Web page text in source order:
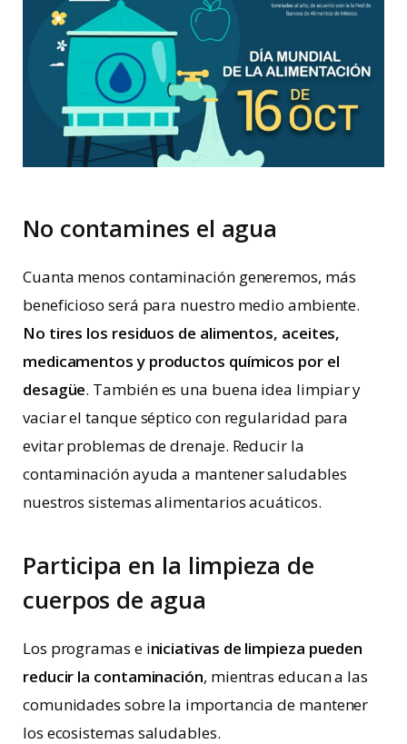
No contamines el agua
Cuanta menos contaminación generemos, más
beneficioso será para nuestro medio ambiente.
No tires los residuos de alimentos, aceites,
medicamentos y productos químicos por el
desagüe. También es una buena idea limpiar y
vaciar el tanque séptico con regularidad para
evitar problemas de drenaje. Reducir la
contaminación ayuda a mantener saludables
nuestros sistemas alimentarios acuáticos.
Participa en la limpieza de
cuerpos de agua
Los programas e iniciativas de limpieza pueden
reducir la contaminación, mientras educan a las
comunidades sobre la importancia de mantener
los ecosistemas saludables.